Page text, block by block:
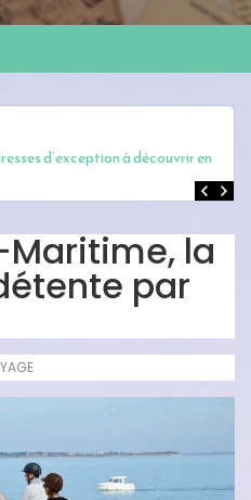
d’exception à découvrir en
la
par